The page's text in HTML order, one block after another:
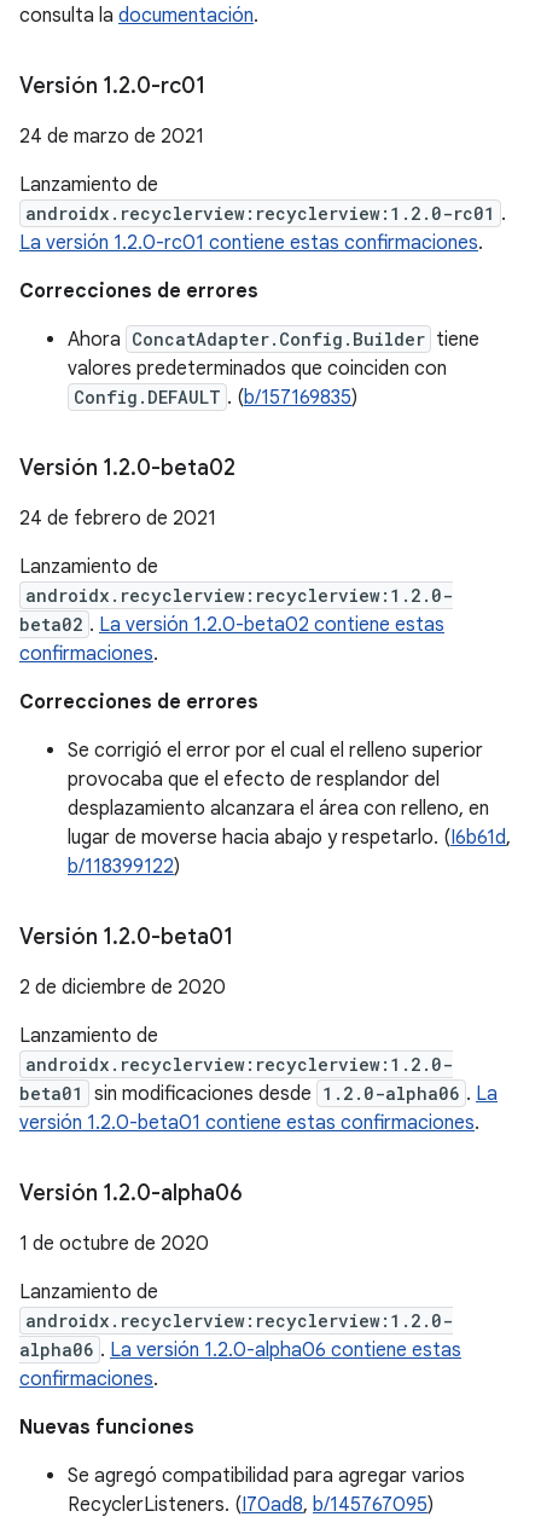
consulta la documentación.
Versión 1.2.0-rc01
24 de marzo de 2021
Lanzamiento de
androidx.recyclerview:recyclerview:1.2.0-rc01 .
La versión 1.2.0-rc01 contiene estas confirmaciones.
Correcciones de errores
Ahora ConcatAdapter.Config.Builder tiene
valores predeterminados que coinciden con
Config.DEFAULT . (b/157169835)
Versión 1.2.0-beta02
24 de febrero de 2021
Lanzamiento de
androidx.recyclerview:recyclerview:1.2.0-
beta02 . La versión 1.2.0-beta02 contiene estas
confirmaciones.
Correcciones de errores
Se corrigió el error por el cual el relleno superior
provocaba que el efecto de resplandor del
desplazamiento alcanzara el área con relleno, en
lugar de moverse hacia abajo y respetarlo. (I6b61d,
b/118399122)
Versión 1.2.0-beta01
2 de diciembre de 2020
Lanzamiento de
androidx.recyclerview:recyclerview:1.2.0-
beta01
sin modificaciones desde 1.2.0-alpha06 . La
versión 1.2.0-beta01 contiene estas confirmaciones.
Versión 1.2.0-alpha06
1 de octubre de 2020
Lanzamiento de
androidx.recyclerview:recyclerview:1.2.0-
alpha06 . La versión 1.2.0-alpha06 contiene estas
confirmaciones.
Nuevas funciones
Se agregó compatibilidad para agregar varios
RecyclerListeners. (I70ad8, b/145767095)